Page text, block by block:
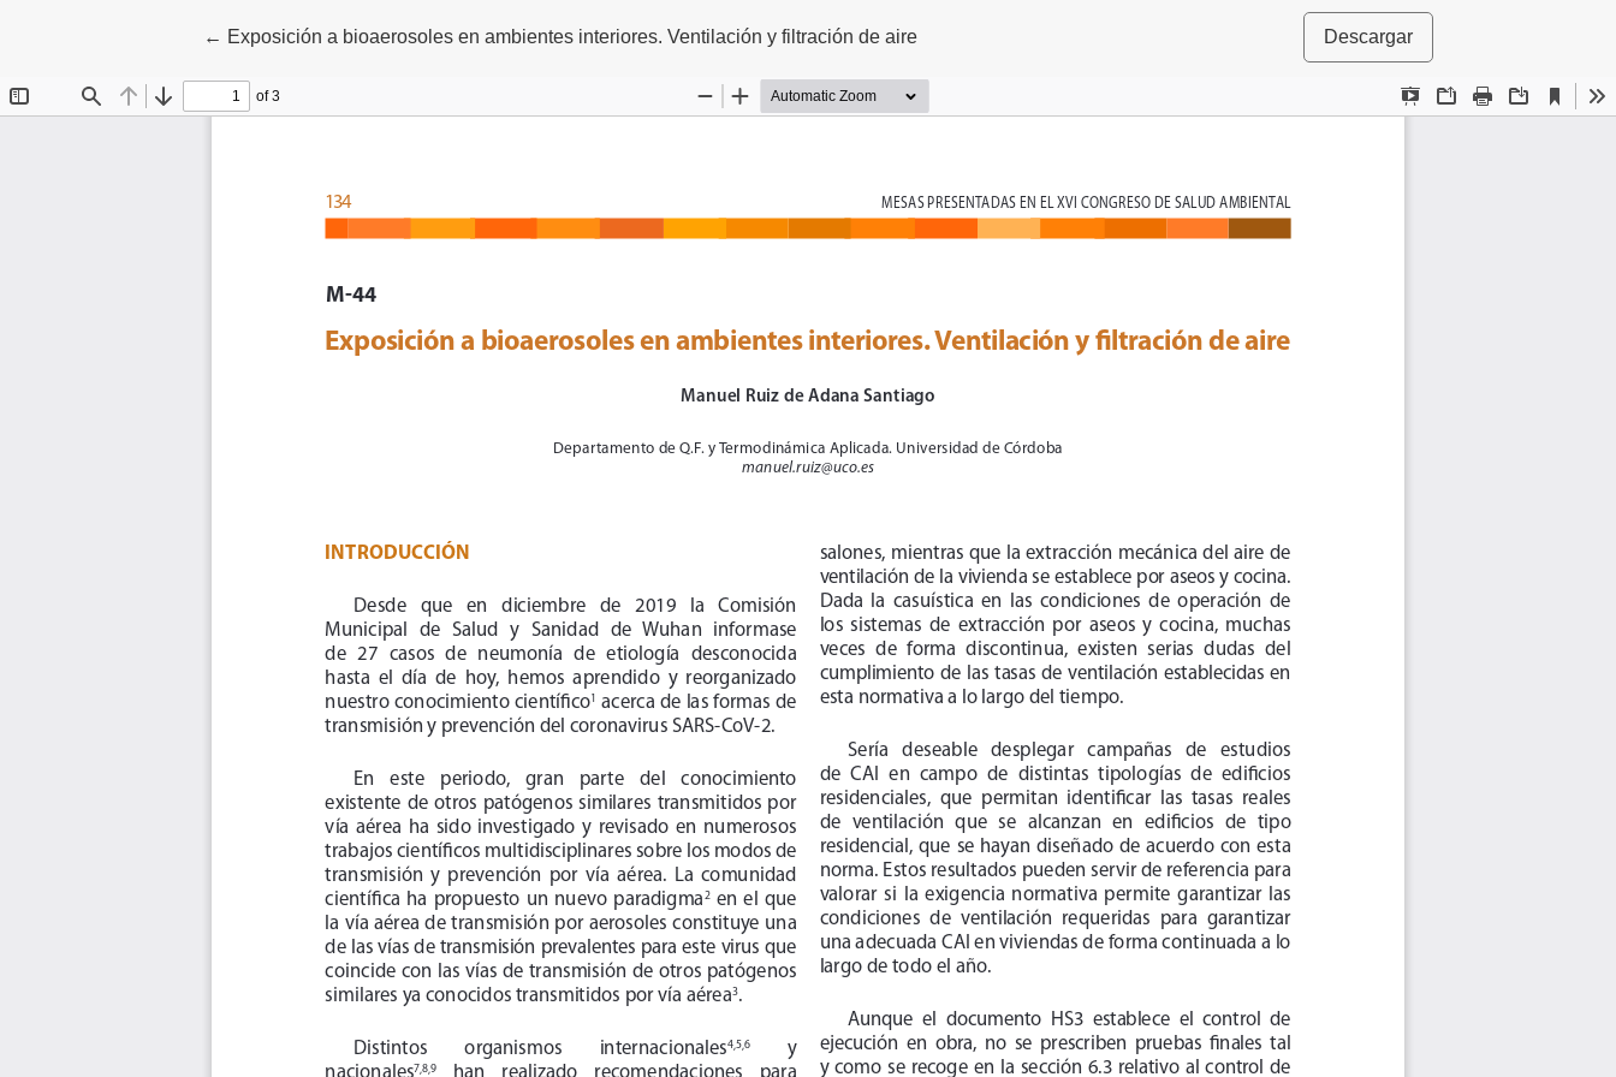
← Volver a los detalles del artículo
Exposición a bioaerosoles en ambientes interiores. Ventilación y filtración de aire Descargar